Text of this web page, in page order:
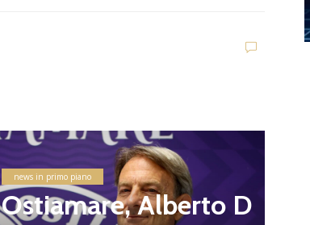
news in primo piano
Ostiamare, Alberto D